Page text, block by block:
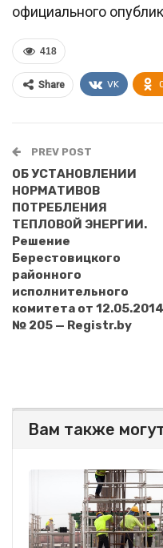
официального
418
Share VK
PREV POST
ОБ УСТАНОВЛЕНИИ
НОРМАТИВОВ
ПОТРЕБЛЕНИЯ
ТЕПЛОВОЙ ЭНЕРГИИ.
Решение
Берестовицкого
районного
исполнительного
комитета от 12.05.2014
№ 205 — Registr.by
Вам также